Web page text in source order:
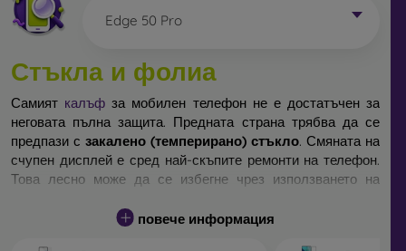
Edge 50 Pro
Стъкла и фолиа
Самият калъф за мобилен телефон не е достатъчен за
неговата пълна защита. Предната страна трябва да се
предпази с закалено (темперирано) стъкло. Смяната на
счупен дисплей е сред най-скъпите ремонти на телефон.
Това лесно може да се избегне чрез използването на
Неразбиваемо стъкло за телефон не съществува, но при
повече информация